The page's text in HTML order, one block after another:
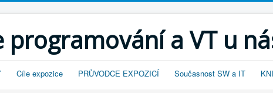
programování a VT u
Cíle expozice PRŮVODCE EXPOZICÍ Současnost SW a IT